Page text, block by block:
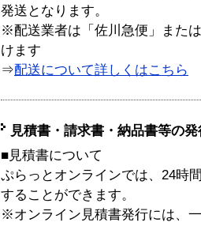
発送となります。
※配送業者は「佐川急便」また
けます
⇒配送について詳しくはこちら
見積書・請求書・納品書等の
■見積書について
ぷらっとオンラインでは、24時
することができます。
※オンライン見積書発行には、